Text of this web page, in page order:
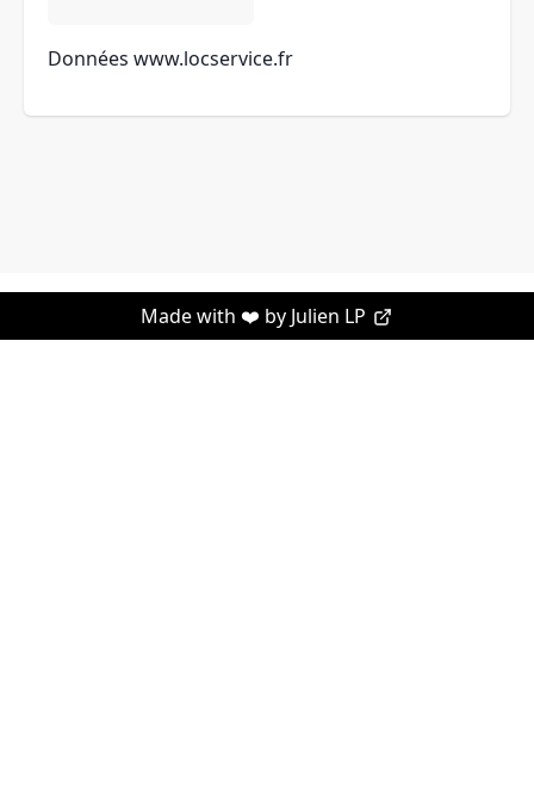
Données www.locservice.fr
Made with ❤️ by Julien LP